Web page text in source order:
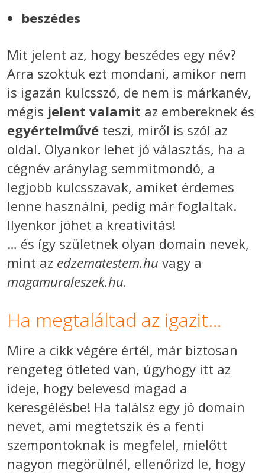
beszédes
Mit jelent az, hogy beszédes egy név?
Arra szoktuk ezt mondani, amikor nem
is igazán kulcsszó, de nem is márkanév,
mégis jelent valamit az embereknek és
egyértelművé teszi, miről is szól az
oldal. Olyankor lehet jó választás, ha a
cégnév aránylag semmitmondó, a
legjobb kulcsszavak, amiket érdemes
lenne használni, pedig már foglaltak.
Ilyenkor jöhet a kreativitás!
… és így születnek olyan domain nevek,
mint az edzematestem.hu vagy a
magamuraleszek.hu.
Ha megtaláltad az igazit…
Mire a cikk végére értél, már biztosan
rengeteg ötleted van, úgyhogy itt az
ideje, hogy belevesd magad a
keresgélésbe! Ha találsz egy jó domain
nevet, ami megtetszik és a fenti
szempontoknak is megfelel, mielőtt
nagyon megörülnél, ellenőrizd le, hogy